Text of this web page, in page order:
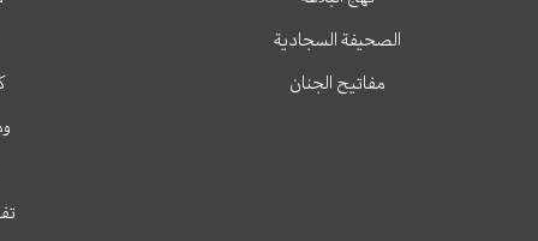
الصحيفة السجادية
مفاتيح الجنان